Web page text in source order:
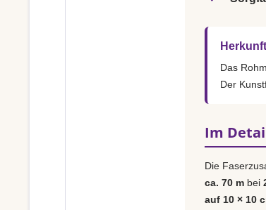
Das
Der
Im
Die
ca. 70 m bei
auf 10 × 10